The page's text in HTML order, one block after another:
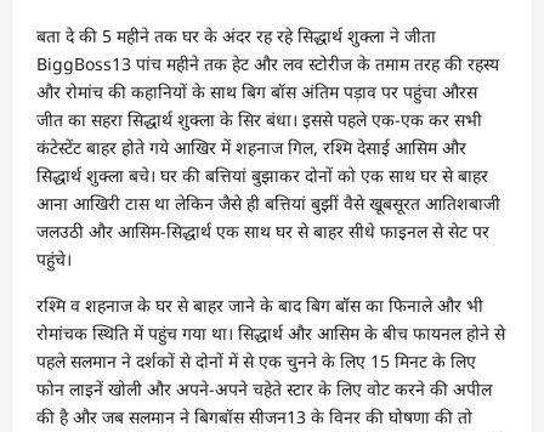
बता दे की 5 महीने तक घर के अंदर रह रहे सिद्धार्थ शुक्ला ने जीता
BiggBoss13 पांच महीने तक हेट और लव स्टोरीज के तमाम तरह की रहस्य
और रोमांच की कहानियों के साथ बिग बॉस अंतिम पड़ाव पर पहुंचा औरस
जीत का सहरा सिद्धार्थ शुक्ला के सिर बंधा। इससे पहले एक-एक कर सभी
कंटेस्टेंट बाहर होते गये आखिर में शहनाज गिल, रश्मि देसाई आसिम और
सिद्धार्थ शुक्ला बचे। घर की बत्तियां बुझाकर दोनों को एक साथ घर से बाहर
आना आखिरी टास था लेकिन जैसे ही बत्तियां बुझीं वैसे खूबसूरत आतिशबाजी
जलउठी और आसिम-सिद्धार्थ एक साथ घर से बाहर सीधे फाइनल से सेट पर
पहुंचे।
रश्मि व शहनाज के घर से बाहर जाने के बाद बिग बॉस का फिनाले और भी
रोमांचक स्थिति में पहुंच गया था। सिद्धार्थ और आसिम के बीच फायनल होने से
पहले सलमान ने दर्शकों से दोनों में से एक चुनने के लिए 15 मिनट के लिए
फोन लाइनें खोली और अपने-अपने चहेते स्टार के लिए वोट करने की अपील
की है और जब सलमान ने बिगबॉस सीजन13 के विनर की घोषणा की तो